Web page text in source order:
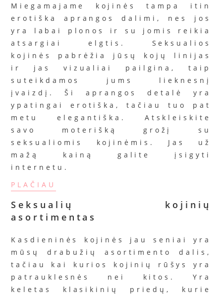
Miegamajame kojinės tampa itin
erotiška aprangos dalimi, nes jos
yra labai plonos ir su jomis reikia
atsargiai elgtis. Seksualios
kojinės pabrėžia jūsų kojų linijas
ir jas vizualiai pailgina, taip
suteikdamos jums lieknesnį
įvaizdį. Ši aprangos detalė yra
ypatingai erotiška, tačiau tuo pat
metu elegantiška. Atskleiskite
savo moterišką grožį su
seksualiomis kojinėmis. Jas už
mažą kainą galite įsigyti
internetu.
PLAČIAU
Seksualių kojinių
asortimentas
Kasdieninės kojinės jau seniai yra
mūsų drabužių asortimento dalis,
tačiau kai kurios kojinių rūšys yra
patrauklesnės nei kitos. Yra
keletas klasikinių priedų, kurie